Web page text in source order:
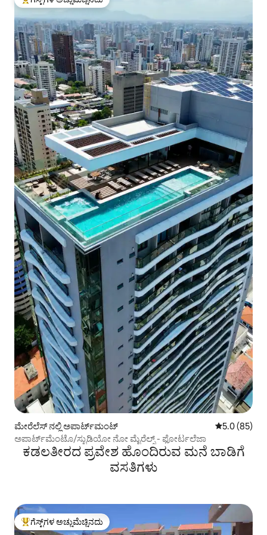
ಗೆಸ್ಟ್‌ಗಳಿಗೆ ಅತಿ ಹೆಚ್ಚು ಅಚ್ಚುಮೆಚ್ಚಿನದು
ಮೇರೆಲೆಸ್ ನಲ್ಲಿ ಅಪಾರ್ಟ್‌ಮಂಟ್ 5 ರಲ್ಲಿ 5.0
5.0 (85)
ಅಪಾರ್ಟ್‌ಮೆಂಟೊ/ಸ್ಟುಡಿಯೋ ನೋ ಮೈರೆಲ್ಸ್ - ಫೋರ್ಟಲೆಜಾ
ಕಡಲತೀರದ ಪ್ರವೇಶ ಹೊಂದಿರುವ ಮನೆ ಬಾಡಿಗೆ
ವಸತಿಗಳು
ಗೆಸ್ಟ್‌ಗಳಿಗೆ ಅತಿ ಹೆಚ್ಚು ಅಚ್ಚುಮೆಚ್ಚಿನದು
ಗೆಸ್ಟ್‌ಗಳ ಅಚ್ಚುಮೆಚ್ಚಿನದು